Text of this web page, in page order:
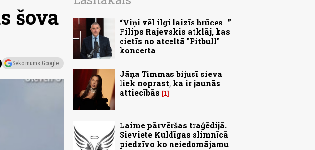
šova
Seko mums Google
“Viņi vēl ilgi laizīs brūces...”
Filips Rajevskis atklāj, kas
cietīs no atceltā "Pitbull"
koncerta
Jāņa Timmas bijusī sieva
liek noprast, ka ir jaunās
attiecībās
1
Laime pārvēršas traģēdijā.
Sieviete Kuldīgas slimnīcā
piedzīvo ko neiedomājamu